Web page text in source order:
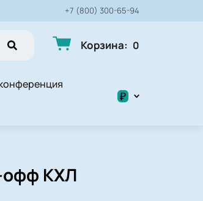
+7 (800) 300-65-94
Корзина: 0
₽
офф КХЛ